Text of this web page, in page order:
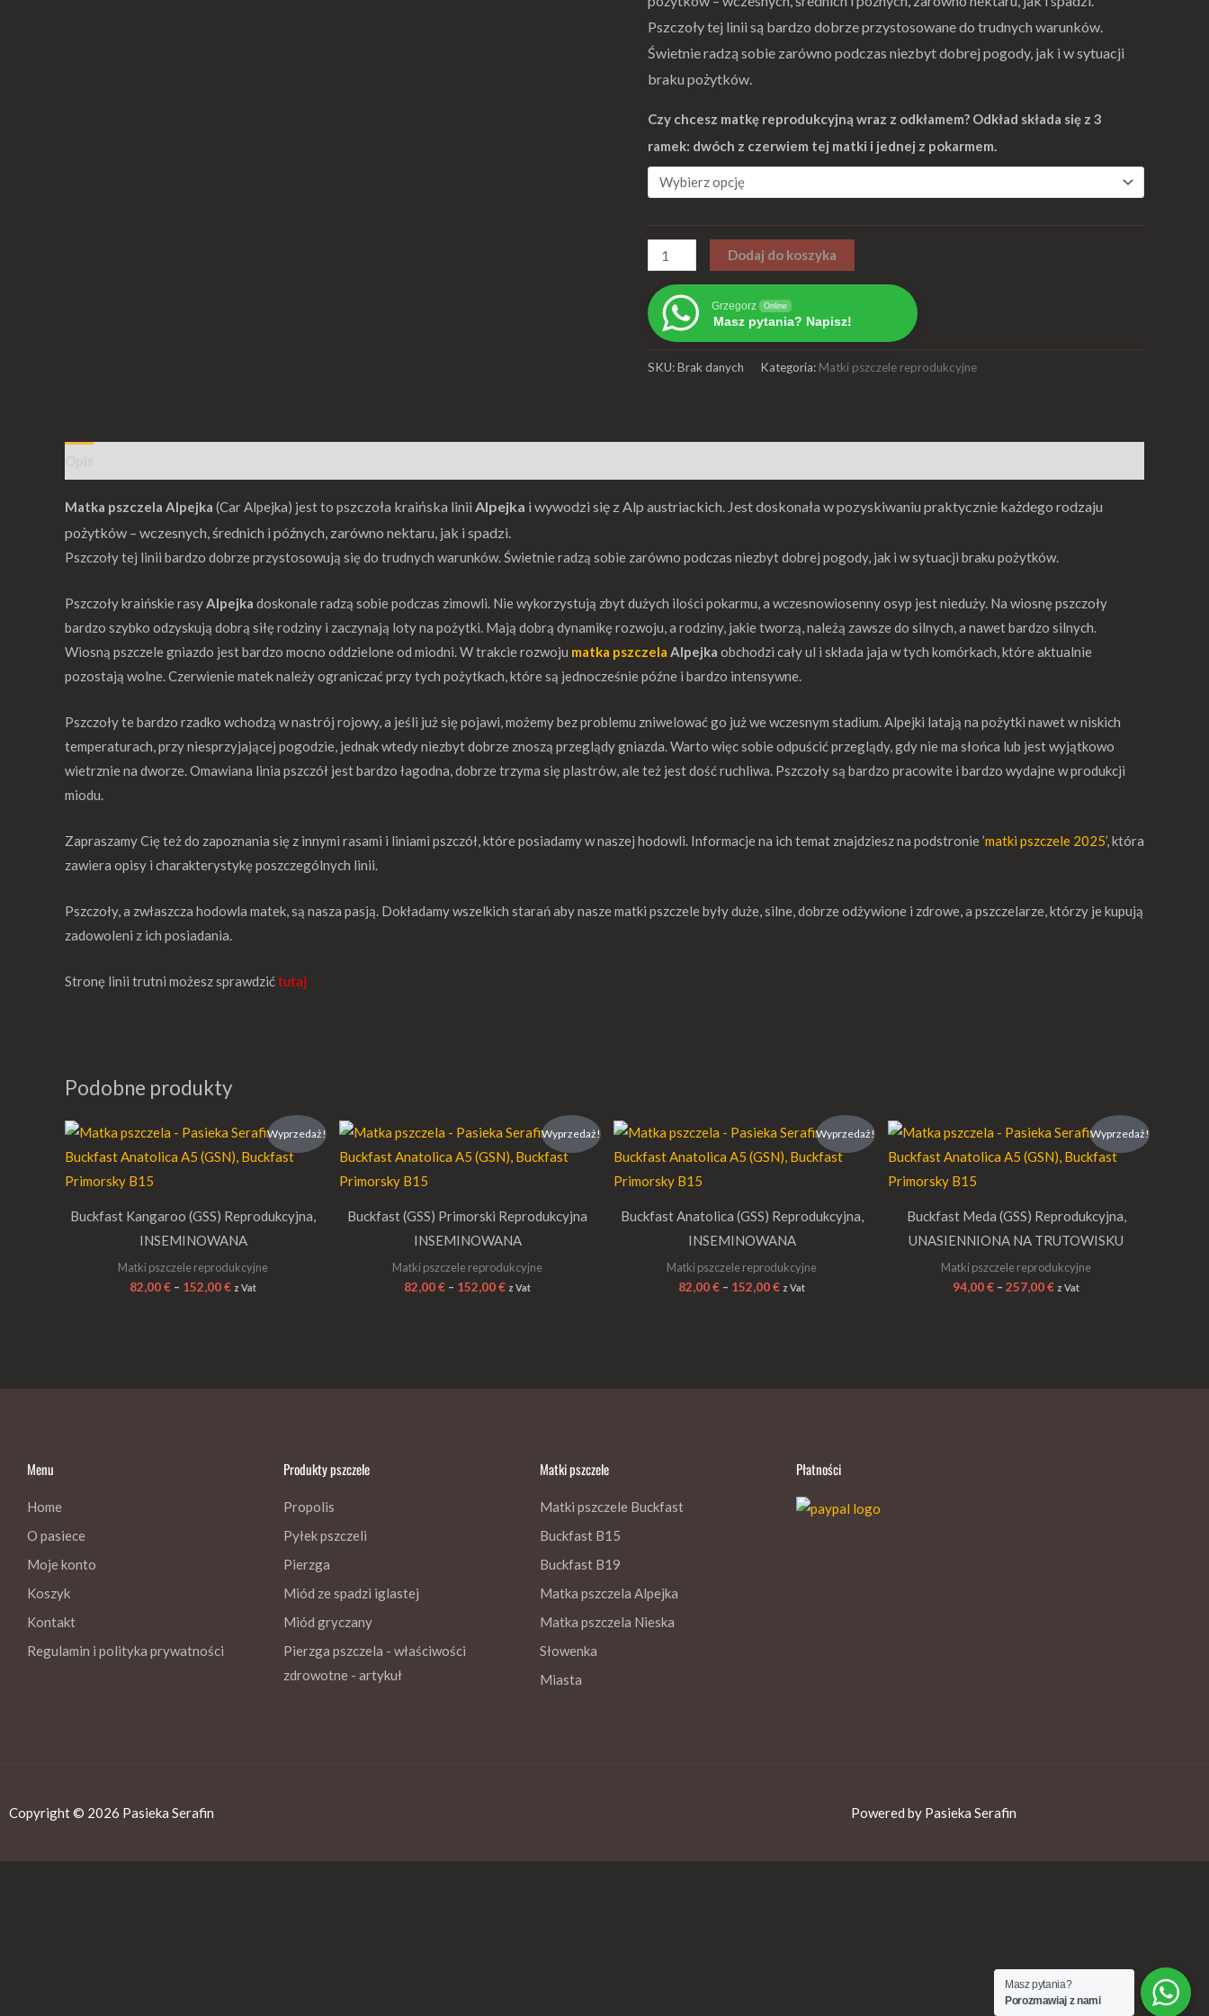
Pszczoły tej linii są bardzo dobrze przystosowane do trudnych warunków.
Świetnie radzą sobie zarówno podczas niezbyt dobrej pogody, jak i w sytuacji
braku pożytków.
Czy chcesz matkę reprodukcyjną wraz z odkłamem? Odkład składa się z 3
ramek: dwóch z czerwiem tej matki i jednej z pokarmem.
Dodaj do koszyka
Grzegorz Online
Masz pytania? Napisz!
SKU:Brak danych Kategoria: Matki pszczele reprodukcyjne
Matka pszczela Alpejka (Car Alpejka) jest to pszczoła kraińska linii Alpejka i wywodzi się z Alp austriackich. Jest doskonała w pozyskiwaniu praktycznie każdego rodzaju
pożytków – wczesnych, średnich i późnych, zarówno nektaru, jak i spadzi.
Pszczoły tej linii bardzo dobrze przystosowują się do trudnych warunków. Świetnie radzą sobie zarówno podczas niezbyt dobrej pogody, jak i w sytuacji braku pożytków.
Pszczoły kraińskie rasyAlpejka doskonale radzą sobie podczas zimowli. Nie wykorzystują zbyt dużych ilości pokarmu, a wczesnowiosenny osyp jest nieduży. Na wiosnę pszczoły
bardzo szybko odzyskują dobrą siłę rodziny i zaczynają loty na pożytki. Mają dobrą dynamikę rozwoju, a rodziny, jakie tworzą, należą zawsze do silnych, a nawet bardzo silnych.
Wiosną pszczele gniazdo jest bardzo mocno oddzielone od miodni. W trakcie rozwoju matka pszczela Alpejka obchodzi cały ul i składa jaja w tych komórkach, które aktualnie
pozostają wolne. Czerwienie matek należy ograniczać przy tych pożytkach, które są jednocześnie późne i bardzo intensywne.
Pszczoły te bardzo rzadko wchodzą w nastrój rojowy, a jeśli już się pojawi, możemy bez problemu zniwelować go już we wczesnym stadium. Alpejki latają na pożytki nawet w niskich
temperaturach, przy niesprzyjającej pogodzie, jednak wtedy niezbyt dobrze znoszą przeglądy gniazda. Warto więc sobie odpuścić przeglądy, gdy nie ma słońca lub jest wyjątkowo
wietrznie na dworze. Omawiana linia pszczół jest bardzo łagodna, dobrze trzyma się plastrów, ale też jest dość ruchliwa. Pszczoły są bardzo pracowite i bardzo wydajne w produkcji
miodu.
Zapraszamy Cię też do zapoznania się z innymi rasami i liniami pszczół, które posiadamy w naszej hodowli. Informacje na ich temat znajdziesz na podstronie ’matki pszczele 2025’, która
zawiera opisy i charakterystykę poszczególnych linii.
Pszczoły, a zwłaszcza hodowla matek, są nasza pasją. Dokładamy wszelkich starań aby nasze matki pszczele były duże, silne, dobrze odżywione i zdrowe, a pszczelarze, którzy je kupują
zadowoleni z ich posiadania.
Stronę linii trutni możesz sprawdzićtutaj
Podobne produkty
Wyprzedaż!
Buckfast Kangaroo (GSS) Reprodukcyjna,
INSEMINOWANA
Matki pszczele reprodukcyjne
82,00€ – 152,00€
Zakres
cen:
od
z Vat
Wyprzedaż!
Buckfast (GSS) Primorski Reprodukcyjna
INSEMINOWANA
Matki pszczele reprodukcyjne
82,00€ – 152,00€
Zakres
cen:
od
z Vat
Wyprzedaż!
Buckfast Anatolica (GSS) Reprodukcyjna,
INSEMINOWANA
Matki pszczele reprodukcyjne
82,00€ – 152,00€
Zakres
cen:
od
z Vat
Wyprzedaż!
Buckfast Meda (GSS) Reprodukcyjna,
UNASIENNIONA NA TRUTOWISKU
Matki pszczele reprodukcyjne
94,00€ – 257,00€
Zakres
cen:
od
z Vat
Menu
Home
O pasiece
Moje konto
Koszyk
Kontakt
Regulamin i polityka prywatności
Produkty pszczele
Propolis
Pyłek pszczeli
Pierzga
Miód ze spadzi iglastej
Miód gryczany
Pierzga pszczela - właściwości
zdrowotne - artykuł
Matki pszczele
Matki pszczele Buckfast
Buckfast B15
Buckfast B19
Matka pszczela Alpejka
Matka pszczela Nieska
Słowenka
Miasta
Płatności
Copyright © 2026 Pasieka Serafin Powered by Pasieka Serafin
Masz pytania?
Porozmawiaj z nami